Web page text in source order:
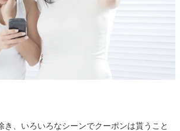
き、いろいろなシーンでクーポンは貰うこと